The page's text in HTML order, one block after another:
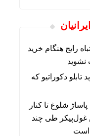
رایج هنگام خرید
نشوید
تابلو دکوراتیو که
پاساژ شلوغ تا کنار
غول‌پیکر طی چند
است